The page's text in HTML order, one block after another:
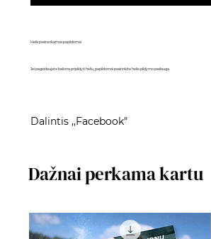
Helis pasirenkamas papildomai
Jei pageidaujate balioną pripildyti heliu, papildomai pasirinkitehelio pildymo paslaugą.
Dalintis ,,Facebook"
Dažnai perkama kartu